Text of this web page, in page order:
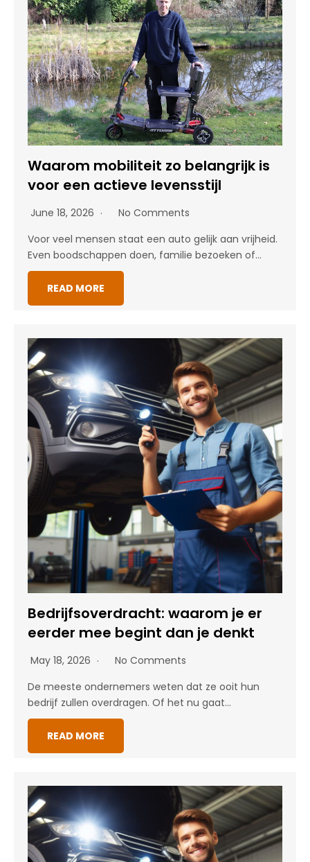
Waarom mobiliteit zo belangrijk is
voor een actieve levensstijl
June 18, 2026
No Comments
Voor veel mensen staat een auto gelijk aan vrijheid.
Even boodschappen doen, familie bezoeken of…
READ MORE
Bedrijfsoverdracht: waarom je er
eerder mee begint dan je denkt
May 18, 2026
No Comments
De meeste ondernemers weten dat ze ooit hun
bedrijf zullen overdragen. Of het nu gaat…
READ MORE